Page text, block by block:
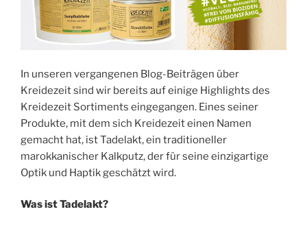
In unseren vergangenen Blog-Beiträgen über
Kreidezeit sind wir bereits auf einige Highlights des
Kreidezeit Sortiments eingegangen. Eines seiner
Produkte, mit dem sich Kreidezeit einen Namen
gemacht hat, ist Tadelakt, ein traditioneller
marokkanischer Kalkputz, der für seine einzigartige
Optik und Haptik geschätzt wird.
Was ist Tadelakt?